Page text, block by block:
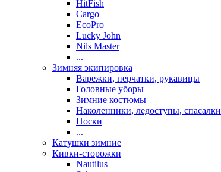
HitFish
Cargo
EcoPro
Lucky John
Nils Master
...
Зимняя экипировка
Варежки, перчатки, рукавицы
Головные уборы
Зимние костюмы
Наколенники, ледоступы, спасалки
Носки
...
Катушки зимние
Кивки-сторожки
Nautilus